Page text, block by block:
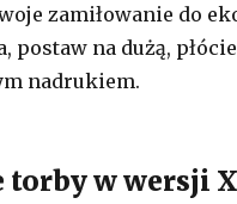
zamiłowanie do
postaw na dużą,
nadrukiem.
torby w wersji